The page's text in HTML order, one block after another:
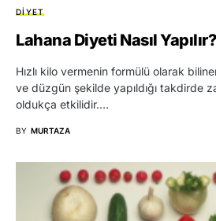
DIYET
Lahana Diyeti Nasıl Yapılır?
Hızlı kilo vermenin formülü olarak
ve düzgün şekilde yapıldığı takdirde
oldukça etkilidir.…
BY MURTAZA